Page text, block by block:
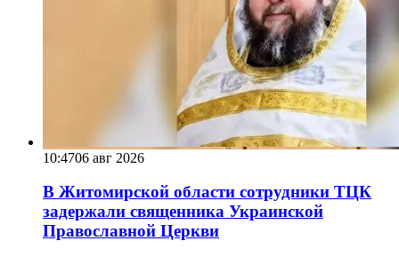
10:4706 авг 2026
В Житомирской области сотрудники ТЦК
задержали священника Украинской
Православной Церкви